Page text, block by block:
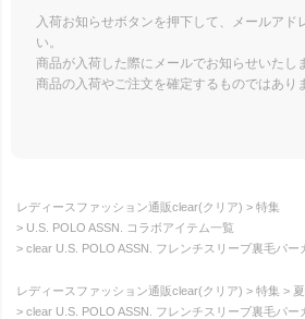
入荷お知らせボタンを押下して、メールアド
い。
商品が入荷した際にメールでお知らせいたし
商品の入荷やご注文を確定するものではあり
レディースファッション通販clear(クリア)
特集
U.S. POLO ASSN. コラボアイテム一覧
clear U.S. POLO ASSN. フレンチスリーブ裏毛パー
レディースファッション通販clear(クリア) 特集
clear U.S. POLO ASSN. フレンチスリーブ裏毛パー